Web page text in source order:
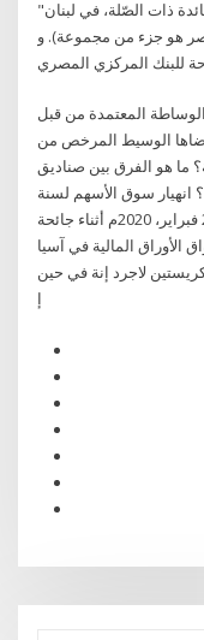
ذات الصّلة، في لبنان"
مصر هو جزء من مجموعة). و
للبنك المركزي المصري
المعتمدة من قبل
الوسيط المرخص من
ما هو الفرق بين صناديق
انهيار سوق الأسهم لسنة
2020 هو انهيار عالمي للسوق المالي بدأ في 20 فبراير، 2020م أثناء جائحة
المالية في آسيا
لاجرد إنة في حين
إ